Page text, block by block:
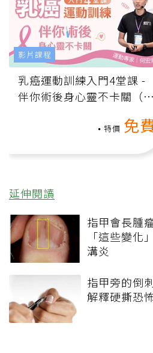
乳癌運動訓練入門4堂課 -
伴你術後身心靈不卡關（線
特價 免
影片課程
延伸閱讀
指甲會長腫
「這些變化
溝炎
指甲旁的倒
解釋硬撕恐